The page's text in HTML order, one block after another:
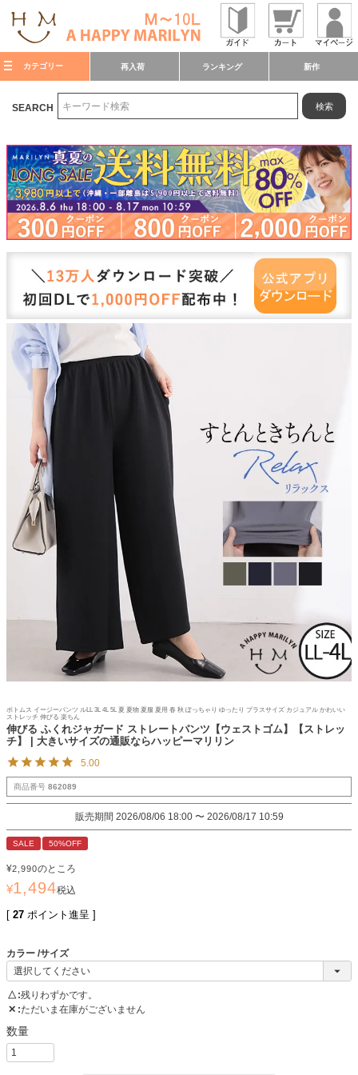
カテゴリー 再入荷 ランキング 新作
SEARCH 検索
ボトムス イージーパンツ ルLL 3L 4L 5L 夏 夏物 夏服 夏用 春 秋 ぽっちゃり ゆったり プラスサイズ カジュアル かわいい
ストレッチ 伸びる 楽ちん
伸びる ふくれジャガード ストレートパンツ【ウェストゴム】【ストレッ
チ】 | 大きいサイズの通販ならハッピーマリリン
5.00
商品番号 862089
販売期間 2026/08/06 18:00 〜 2026/08/17 10:59
SALE 50%OFF
¥2,990のところ
¥1,494税込
[ 27 ポイント進呈 ]
カラー サイズ
△ 残りわずかです。
✕ ただいま在庫がございません